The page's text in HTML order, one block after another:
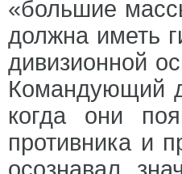
«большие
должна иметь
дивизионной
Командующий
когда они
противника и